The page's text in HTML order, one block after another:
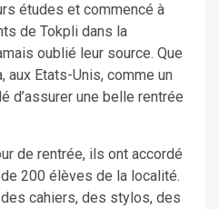
études et commencé à
de Tokpli dans la
oublié leur source. Que
aux Etats-Unis, comme un
d’assurer une belle rentrée
de rentrée, ils ont accordé
200 élèves de la localité.
cahiers, des stylos, des